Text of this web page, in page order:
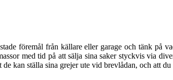
föremål från källare eller garage och tänk på
med tid på att sälja sina saker styckvis via
kan ställa sina grejer ute vid brevlådan, och att du